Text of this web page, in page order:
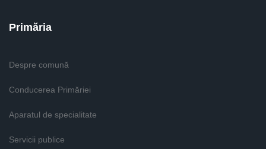
Primăria
Despre comună
Conducerea Primăriei
Aparatul de specialitate
Servicii publice